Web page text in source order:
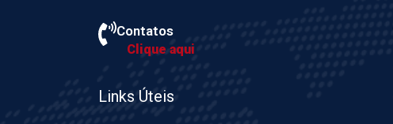
Contatos
Clique aqui
Links Úteis